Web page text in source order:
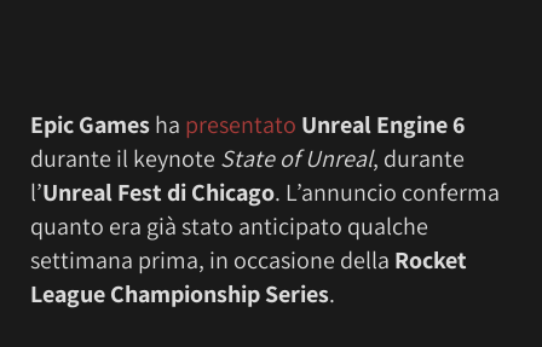
Epic Gamesha presentato Unreal Engine 6
durante il keynote State of Unreal, durante
l’Unreal Fest di Chicago. L’annuncio conferma
quanto era già stato anticipato qualche
settimana prima, in occasione della Rocket
League Championship Series.